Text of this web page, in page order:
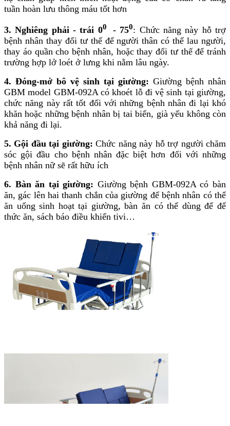
tuần hoàn lưu thông máu tốt hơn
3. Nghiêng phải - trái 00 - 750: Chức năng này hỗ trợ
bệnh nhân thay đổi tư thế để người thân có thể lau người,
thay áo quần cho bệnh nhân, hoặc thay đổi tư thế để tránh
trường hợp lở loét ở lưng khi nằm lâu ngày.
4. Đóng-mở bô vệ sinh tại giường: Giường bệnh nhân
GBM model GBM-092A có khoét lỗ đi vệ sinh tại giường,
chức năng này rất tốt đối với những bệnh nhân đi lại khó
khăn hoặc những bệnh nhân bị tai biến, già yếu không còn
khả năng đi lại.
5. Gội đầu tại giường:Chức năng này hỗ trợ người chăm
sóc gội đầu cho bệnh nhân đặc biệt hơn đối với những
bệnh nhân nữ sẽ rất hữu ích
6. Bàn ăn tại giường: Giường bệnh GBM-092A có bàn
ăn, gác lên hai thanh chắn của giường để bệnh nhân có thể
ăn uống sinh hoạt tại giường, bàn ăn có thể dùng để để
thức ăn, sách báo điều khiển tivi…